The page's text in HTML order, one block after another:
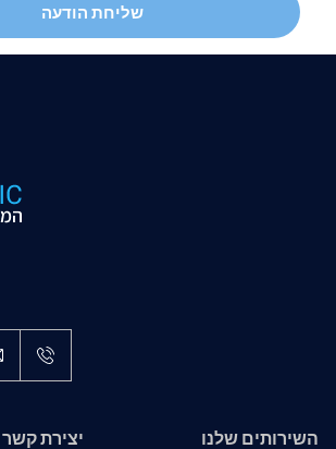
יצירת קשר השירותים שלנו